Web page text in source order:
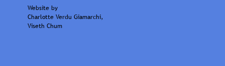
Website by
Charlotte Verdu Giamarchi,
Viseth Chum